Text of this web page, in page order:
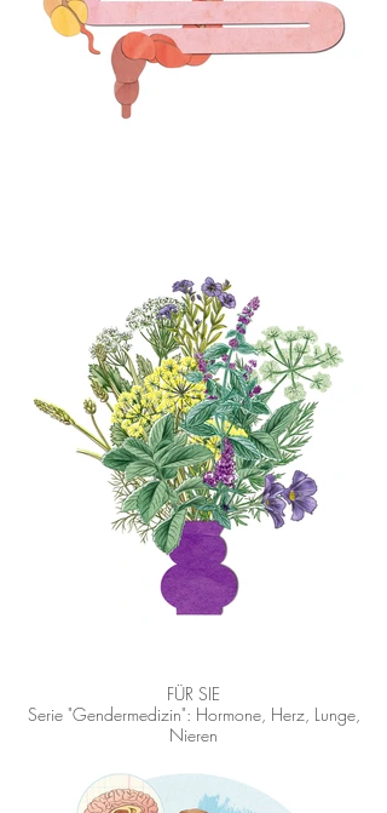
FÜR SIE
Serie "Gendermedizin": Hormone, Herz, Lunge,
Nieren